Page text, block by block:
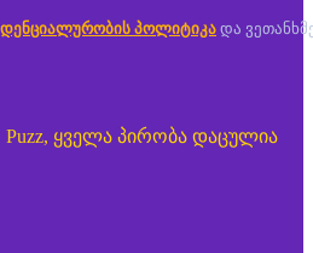
პოლიტიკა და
Puzz, ყველა პირობა დაცულია